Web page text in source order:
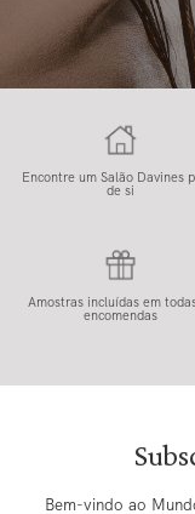
Encontre um Salão Davines
de si
Amostras incluídas em
encomendas
Bem-vindo ao